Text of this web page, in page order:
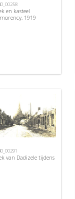
en kasteel
1919
van Dadizele tijdens